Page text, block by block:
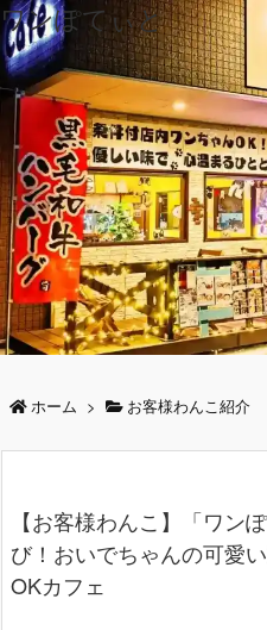
ワンぽてぃと
ホーム > お客様わんこ紹介
【お客様わんこ】「ワン
び！おいでちゃんの可愛
OKカフェ